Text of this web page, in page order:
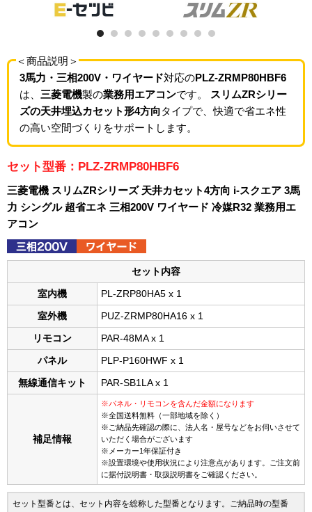
＜商品説明＞
3馬力・三相200V・ワイヤード対応のPLZ-ZRMP80HBF6
は、 三菱電機製の業務用エアコンです。
スリムZRシリー
ズの天井埋込カセット形4方向タイプで、快適で省エネ性
の高い空間づくりをサポートします。
セット型番：PLZ-ZRMP80HBF6
三菱電機 スリムZRシリーズ 天井カセット4方向 i-スクエア 3馬
力 シングル 超省エネ 三相200V ワイヤード 冷媒R32 業務用エ
アコン
セット内容
室内機 PL-ZRP80HA5 x 1
室外機 PUZ-ZRMP80HA16 x 1
リモコン PAR-48MA x 1
パネル PLP-P160HWF x 1
無線通信キット PAR-SB1LA x 1
補足情報
※パネル・リモコンを含んだ金額になります
※全国送料無料（一部地域を除く）
※ご納品先確認の際に、法人名・屋号などをお伺いさせて
いただく場合がございます
※メーカー1年保証付き
※設置環境や使用状況により注意点があります。ご注文前
に据付説明書・取扱説明書をご確認ください。
セット型番とは、セット内容を総称した型番となります。ご納品時の型番